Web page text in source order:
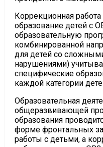
Коррекционная
образование детей с
образовательную
комбинированной
для детей со
нарушениями)
специфические
каждой категории
Образовательная
общеразвивающей
образования
форме фронтальных
работы с детьми, а